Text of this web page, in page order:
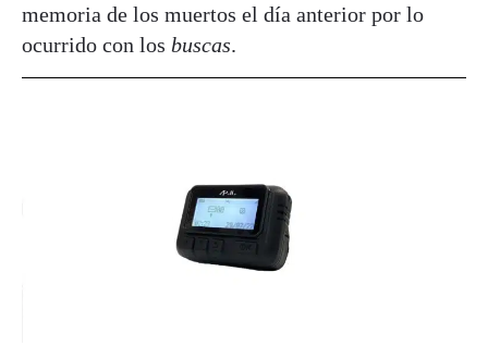
memoria de los muertos el día anterior por lo
ocurrido con los buscas.